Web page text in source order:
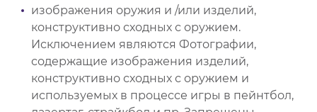
изображения оружия и /или изделий,
конструктивно сходных с оружием.
Исключением являются Фотографии,
содержащие изображения изделий,
конструктивно сходных с оружием и
используемых в процессе игры в пейнтбол,